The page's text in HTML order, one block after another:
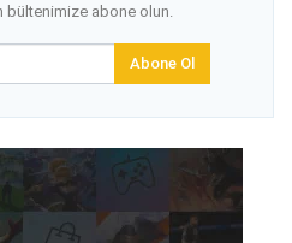
bültenimize abone olun.
Abone Ol